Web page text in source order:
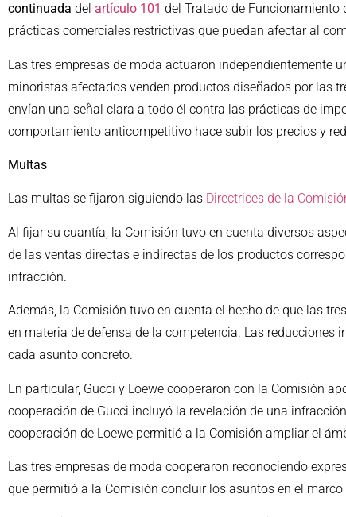
continuada del artículo 101 del Tratado de Funcionamiento
prácticas comerciales restrictivas que puedan afectar al
Las tres empresas de moda actuaron independientemente
minoristas afectados venden productos diseñados por las
envían una señal clara a todo él contra las prácticas de
comportamiento anticompetitivo hace subir los precios y
Multas
Las multas se fijaron siguiendo las Directrices de la
Al fijar su cuantía, la Comisión tuvo en cuenta diversos
de las ventas directas e indirectas de los productos
infracción.
Además, la Comisión tuvo en cuenta el hecho de que las
en materia de defensa de la competencia. Las
cada asunto concreto.
En particular, Gucci y Loewe cooperaron con la Comisión
cooperación de Gucci incluyó la revelación de una
cooperación de Loewe permitió a la Comisión ampliar el
Las tres empresas de moda cooperaron reconociendo
que permitió a la Comisión concluir los asuntos en el